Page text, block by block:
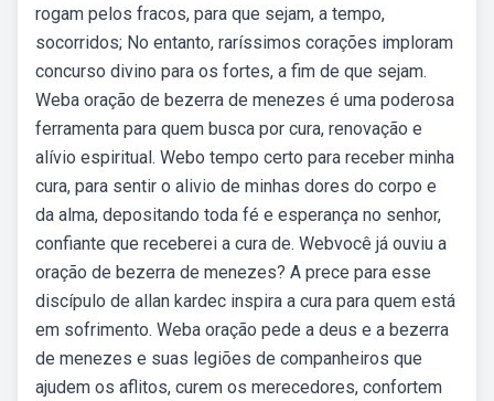
rogam pelos fracos, para que sejam, a tempo,
socorridos; No entanto, raríssimos corações imploram
concurso divino para os fortes, a fim de que sejam.
Weba oração de bezerra de menezes é uma poderosa
ferramenta para quem busca por cura, renovação e
alívio espiritual. Webo tempo certo para receber minha
cura, para sentir o alivio de minhas dores do corpo e
da alma, depositando toda fé e esperança no senhor,
confiante que receberei a cura de. Webvocê já ouviu a
oração de bezerra de menezes? A prece para esse
discípulo de allan kardec inspira a cura para quem está
em sofrimento. Weba oração pede a deus e a bezerra
de menezes e suas legiões de companheiros que
ajudem os aflitos, curem os merecedores, confortem